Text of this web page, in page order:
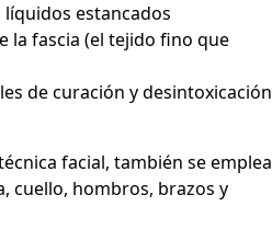
líquidos estancados
la fascia (el tejido fino que
de curación y desintoxicación
facial, también se emplea
cuello, hombros, brazos y